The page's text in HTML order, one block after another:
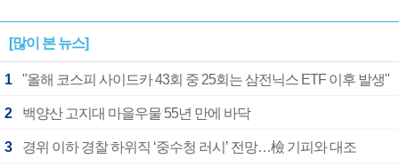
[많이 본 뉴스]
1 "올해 코스피 사이드카 43회 중 25회는 삼전닉스 ETF 이후 발생"
2 백양산 고지대 마을우물 55년 만에 바닥
3 경위 이하 경찰 하위직 ‘중수청 러시’ 전망…檢 기피와 대조